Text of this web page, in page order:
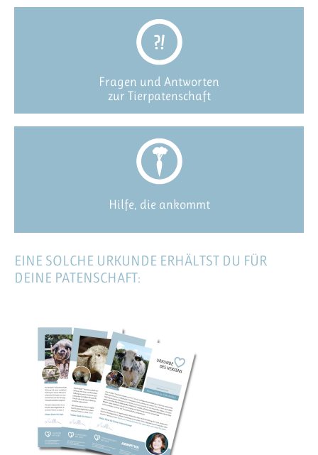
Fragen und Antworten
zur Tierpatenschaft
Hilfe, die ankommt
EINE SOLCHE URKUNDE ERHÄLTST DU FÜR
DEINE PATENSCHAFT: